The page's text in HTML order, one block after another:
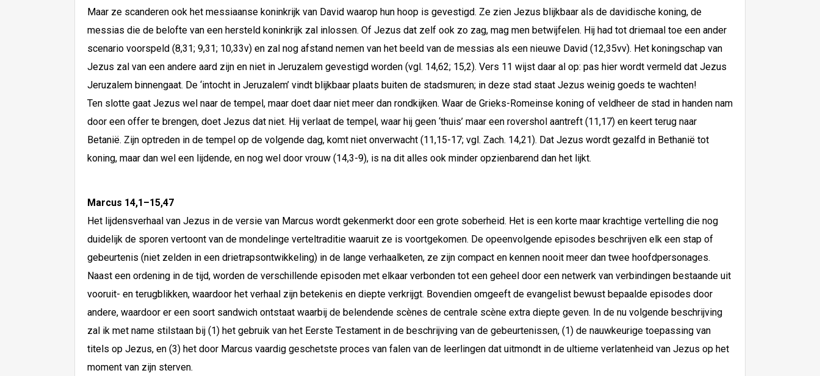
Maar ze scanderen ook het messiaanse koninkrijk van David waarop hun hoop is gevestigd. Ze zien Jezus blijkbaar als de davidische koning, de
messias die de belofte van een hersteld koninkrijk zal inlossen. Of Jezus dat zelf ook zo zag, mag men betwijfelen. Hij had tot driemaal toe een ander
scenario voorspeld (8,31; 9,31; 10,33v) en zal nog afstand nemen van het beeld van de messias als een nieuwe David (12,35vv). Het koningschap van
Jezus zal van een andere aard zijn en niet in Jeruzalem gevestigd worden (vgl. 14,62; 15,2). Vers 11 wijst daar al op: pas hier wordt vermeld dat Jezus
Jeruzalem binnengaat. De ‘intocht in Jeruzalem’ vindt blijkbaar plaats buiten de stadsmuren; in deze stad staat Jezus weinig goeds te wachten!
Ten slotte gaat Jezus wel naar de tempel, maar doet daar niet meer dan rondkijken. Waar de Grieks-Romeinse koning of veldheer de stad in handen nam
door een offer te brengen, doet Jezus dat niet. Hij verlaat de tempel, waar hij geen ‘thuis’ maar een rovershol aantreft (11,17) en keert terug naar
Betanië. Zijn optreden in de tempel op de volgende dag, komt niet onverwacht (11,15-17; vgl. Zach. 14,21). Dat Jezus wordt gezalfd in Bethanië tot
koning, maar dan wel een lijdende, en nog wel door vrouw (14,3-9), is na dit alles ook minder opzienbarend dan het lijkt.
Marcus 14,1–15,47
Het lijdensverhaal van Jezus in de versie van Marcus wordt gekenmerkt door een grote soberheid. Het is een korte maar krachtige vertelling die nog
duidelijk de sporen vertoont van de mondelinge verteltraditie waaruit ze is voortgekomen. De opeenvolgende episodes beschrijven elk een stap of
gebeurtenis (niet zelden in een drietrapsontwikkeling) in de lange verhaalketen, ze zijn compact en kennen nooit meer dan twee hoofdpersonages.
Naast een ordening in de tijd, worden de verschillende episoden met elkaar verbonden tot een geheel door een netwerk van verbindingen bestaande uit
vooruit- en terugblikken, waardoor het verhaal zijn betekenis en diepte verkrijgt. Bovendien omgeeft de evangelist bewust bepaalde episodes door
andere, waardoor er een soort sandwich ontstaat waarbij de belendende scènes de centrale scène extra diepte geven. In de nu volgende beschrijving
zal ik met name stilstaan bij (1) het gebruik van het Eerste Testament in de beschrijving van de gebeurtenissen, (1) de nauwkeurige toepassing van
titels op Jezus, en (3) het door Marcus vaardig geschetste proces van falen van de leerlingen dat uitmondt in de ultieme verlatenheid van Jezus op het
moment van zijn sterven.